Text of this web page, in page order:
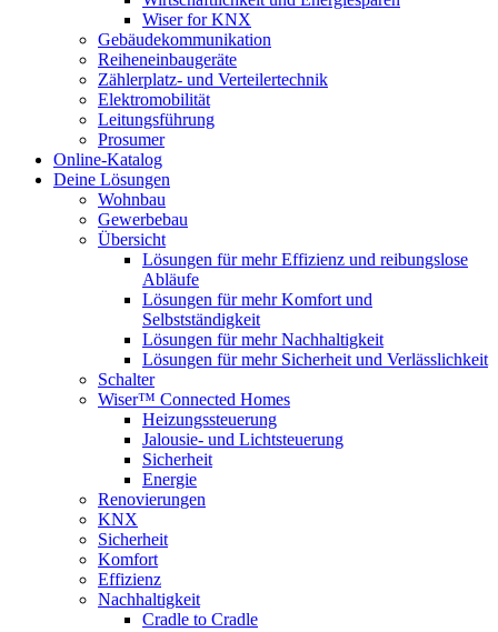
Wiser for KNX
Gebäudekommunikation
Reiheneinbaugeräte
Zählerplatz- und Verteilertechnik
Elektromobilität
Leitungsführung
Prosumer
Online-Katalog
Deine Lösungen
Wohnbau
Gewerbebau
Übersicht
Lösungen für mehr Effizienz und reibungslose
Abläufe
Lösungen für mehr Komfort und
Selbstständigkeit
Lösungen für mehr Nachhaltigkeit
Lösungen für mehr Sicherheit und Verlässlichkeit
Schalter
Wiser™ Connected Homes
Heizungssteuerung
Jalousie- und Lichtsteuerung
Sicherheit
Energie
Renovierungen
KNX
Sicherheit
Komfort
Effizienz
Nachhaltigkeit
Cradle to Cradle